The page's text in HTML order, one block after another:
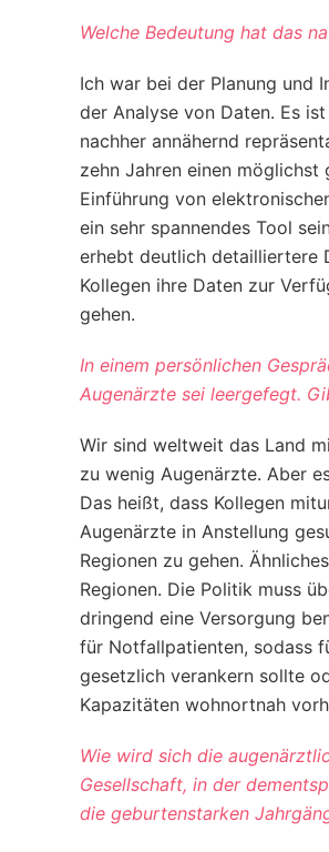
Welche Bedeutung hat das
Ich war bei der Planung und
der Analyse von Daten. Es
nachher annähernd
zehn Jahren einen
Einführung von
ein sehr spannendes Tool
erhebt deutlich detailliertere
Kollegen ihre Daten zur
gehen.
In einem persönlichen
Augenärzte sei leergefegt.
Wir sind weltweit das Land
zu wenig Augenärzte. Aber
Das heißt, dass Kollegen
Augenärzte in Anstellung
Regionen zu gehen.
Regionen. Die Politik muss
dringend eine Versorgung
für Notfallpatienten, sodass
gesetzlich verankern sollte
Kapazitäten wohnortnah
Wie wird sich die
Gesellschaft, in der
die geburtenstarken